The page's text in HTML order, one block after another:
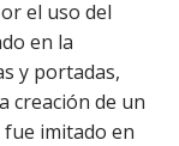
el uso del
en la
y portadas,
creación de un
imitado en